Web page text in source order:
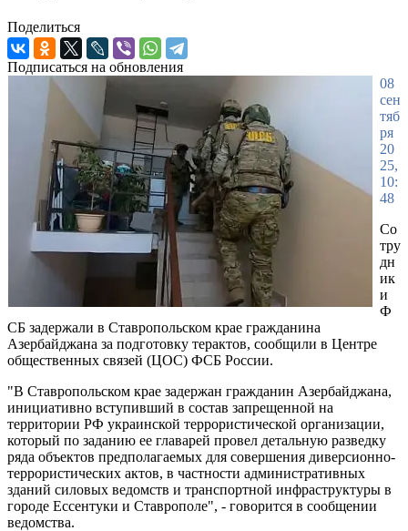
Поделиться
Подписаться на обновления
08
сен
тяб
ря
20
25,
10:
48
Со
тру
дн
ик
и
Ф
СБ задержали в Ставропольском крае гражданина
Азербайджана за подготовку терактов, сообщили в Центре
общественных связей (ЦОС) ФСБ России.
"В Ставропольском крае задержан гражданин Азербайджана,
инициативно вступивший в состав запрещенной на
территории РФ украинской террористической организации,
который по заданию ее главарей провел детальную разведку
ряда объектов предполагаемых для совершения диверсионно-
террористических актов, в частности административных
зданий силовых ведомств и транспортной инфраструктуры в
городе Ессентуки и Ставрополе", - говорится в сообщении
ведомства.